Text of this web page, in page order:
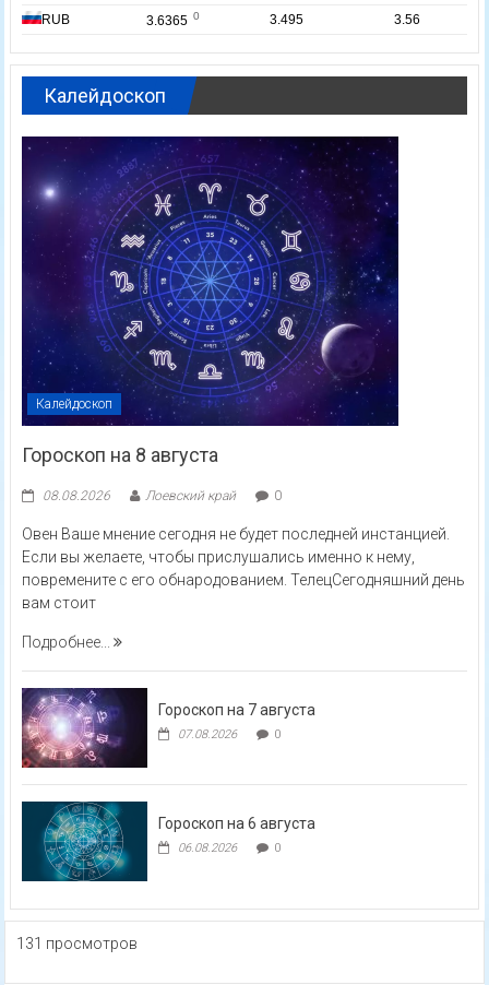
Калейдоскоп
Калейдоскоп
Гороскоп на 8 августа
08.08.2026 Лоевский край 0
Овен Ваше мнение сегодня не будет последней инстанцией.
Если вы желаете, чтобы прислушались именно к нему,
повремените с его обнародованием. ТелецСегодняшний день
вам стоит
Подробнее...
Гороскоп на 7 августа
07.08.2026 0
Гороскоп на 6 августа
06.08.2026 0
131 просмотров